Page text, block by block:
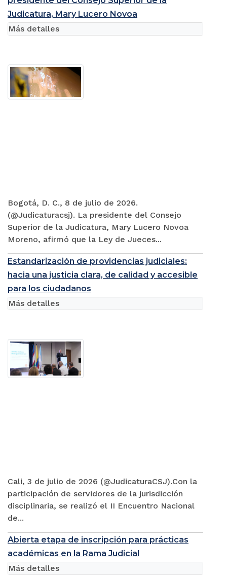
Judicatura, Mary Lucero Novoa
Bogotá, D. C., 8 de julio de 2026.
(@Judicaturacsj). La presidente del Consejo
Superior de la Judicatura, Mary Lucero Novoa
Moreno, afirmó que la Ley de Jueces...
Más detalles
Estandarización de providencias judiciales:
hacia una justicia clara, de calidad y accesible
para los ciudadanos
Cali, 3 de julio de 2026 (@JudicaturaCSJ).Con la
participación de servidores de la jurisdicción
disciplinaria, se realizó el II Encuentro Nacional
de...
Más detalles
Abierta etapa de inscripción para prácticas
académicas en la Rama Judicial
Más detalles